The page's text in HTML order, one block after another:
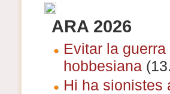
ARA 2026
Evitar la
hobbesiana
Hi ha sionistes